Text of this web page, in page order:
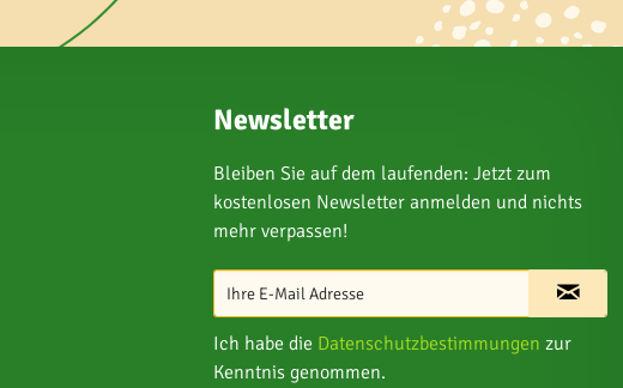
Newsletter
Bleiben Sie auf dem laufenden: Jetzt zum
kostenlosen Newsletter anmelden und nichts
mehr verpassen!
Ich habe die Datenschutzbestimmungen zur
Kenntnis genommen.